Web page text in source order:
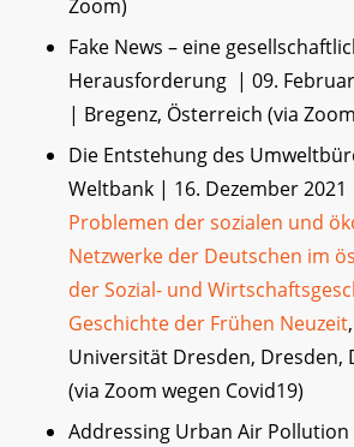
Zoom)
Fake News – eine
Herausforderung | 09.
| Bregenz, Österreich (via
Die Entstehung des
Weltbank | 16. Dezember 2021
Problemen der sozialen und
Netzwerke der Deutschen im
der Sozial- und
Geschichte der Frühen Neuzeit
Universität Dresden, Dresden,
(via Zoom wegen Covid19)
Addressing Urban Air